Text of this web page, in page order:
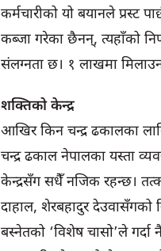
कर्मचारीको यो बयानले प्रस्ट
कब्जा गरेका छैनन्, त्यहाँको
संलग्नता छ। १ लाखमा मिलाउन
शक्तिको केन्द्र
आखिर किन चन्द्र ढकालका लागि
चन्द्र ढकाल नेपालका यस्ता
केन्द्रसँग सधैँ नजिक रहन्छ।
दाहाल, शेरबहादुर देउवासँगको
बस्नेतको ‘विशेष चासो’ले गर्दा